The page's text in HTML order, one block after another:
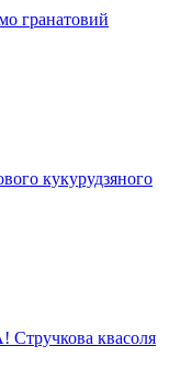
гранатовий
кукурудзяного
квасоля